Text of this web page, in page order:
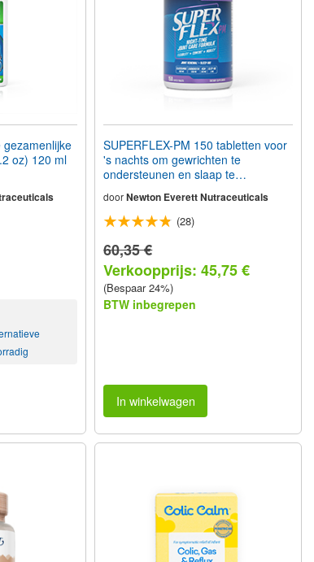
gezamenlijke
oz) 120 ml
SUPERFLEX-PM 150 tabletten voor
's nachts om gewrichten te
ondersteunen en slaap te
doorNewton Everett Nutraceuticals
(28)
60,35 €
Verkoopprijs: 45,75 €
(Bespaar 24%)
BTW inbegrepen
In winkelwagen